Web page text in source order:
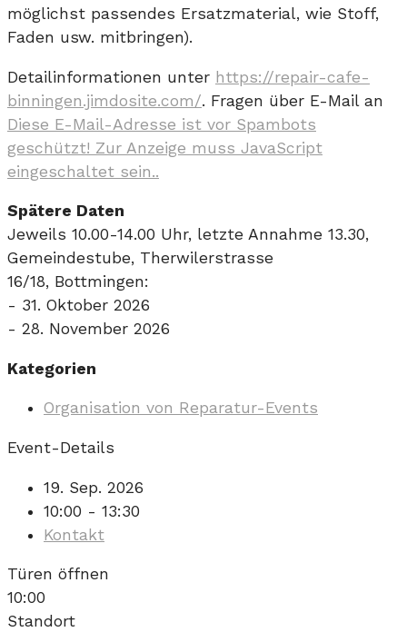
möglichst passendes Ersatzmaterial, wie Stoff,
Faden usw. mitbringen).
Detailinformationen unter https://repair-cafe-
binningen.jimdosite.com/. Fragen über E-Mail an
Diese E-Mail-Adresse ist vor Spambots
geschützt! Zur Anzeige muss JavaScript
eingeschaltet sein..
Spätere Daten
Jeweils 10.00-14.00 Uhr, letzte Annahme 13.30,
Gemeindestube, Therwilerstrasse
16/18, Bottmingen:
- 31. Oktober 2026
- 28. November 2026
Kategorien
Organisation von Reparatur-Events
Event-Details
19. Sep. 2026
10:00 - 13:30
Kontakt
Türen öffnen
10:00
Standort